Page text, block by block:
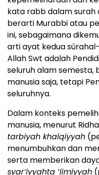
kata rabb dalam
berarti Murabbi atau
ini, sebagaimana
arti ayat kedua
Allah Swt adalah
seluruh alam semesta,
manusia saja, tetapi
seluruhnya.
Dalam konteks
manusia, menurut
tarbiyah khalqiyyah
menumbuhkan dan
serta memberikan
syar’iyyahta ‘limiyyah